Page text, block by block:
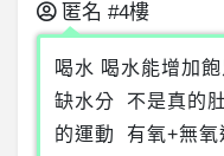
匿名 #4樓
喝水 喝水能增加
缺水分 不是真的
的運動 有氧+無